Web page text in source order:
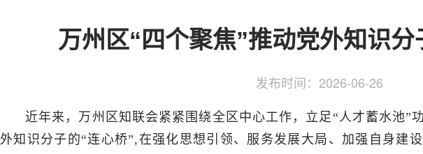
万州区“四个聚焦”推动党外知识
发布时间： 2026-06-26
近年来，万州区知联会紧紧围绕全区中心工作，立足“人才蓄水池”
外知识分子的“连心桥”,在强化思想引领、服务发展大局、加强自身建